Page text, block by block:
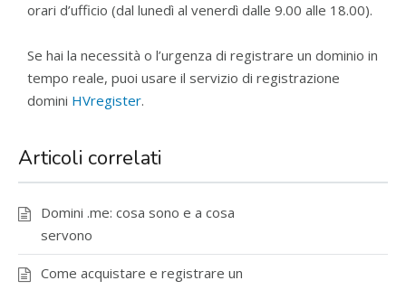
orari d’ufficio (dal lunedì al venerdì dalle 9.00 alle 18.00).
Se hai la necessità o l’urgenza di registrare un dominio in
tempo reale, puoi usare il servizio di registrazione
domini HVregister.
Articoli correlati
Domini .me: cosa sono e a cosa
servono
Come acquistare e registrare un